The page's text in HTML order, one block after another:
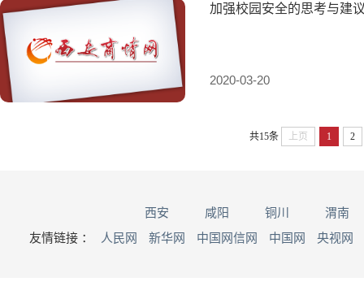
加强校园安全的思考与建
2020-03-20
共15条 上页 1 2
西安 咸阳 铜川
渭南
友情链接 ：
人民网 新华网 中国网信网 中国网 央视网